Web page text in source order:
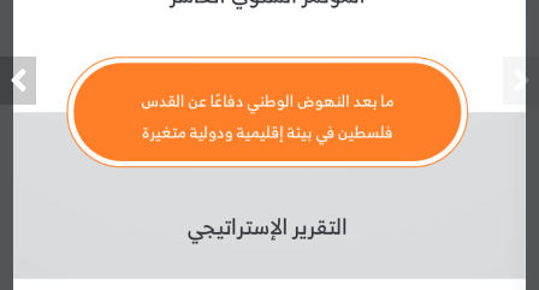
التقرير الإستراتيجي
ا عن القدس ما بعد النهوض الوطني دفاع
فلسطين في بيئة إقليمية ودولية متغيرة